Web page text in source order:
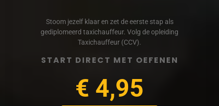
Stoom jezelf klaar en zet de eerste stap als
gediplomeerd taxichauffeur. Volg de opleiding
Taxichauffeur (CCV).
START DIRECT MET OEFENEN
€ 4,95